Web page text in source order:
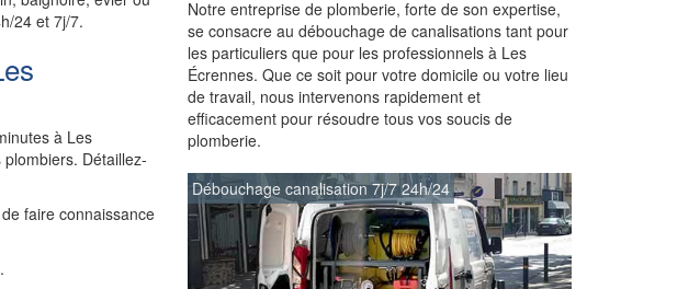
24 et 7j/7.
à Les
Détaillez-
faire connaissance
Notre entreprise de plomberie, forte de son expertise,
se consacre au débouchage de canalisations tant pour
les particuliers que pour les professionnels à Les
Écrennes. Que ce soit pour votre domicile ou votre lieu
de travail, nous intervenons rapidement et
efficacement pour résoudre tous vos soucis de
plomberie.
Débouchage canalisation 7j/7 24h/24